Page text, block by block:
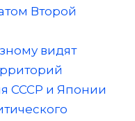
Второй
видят
СССР и Японии